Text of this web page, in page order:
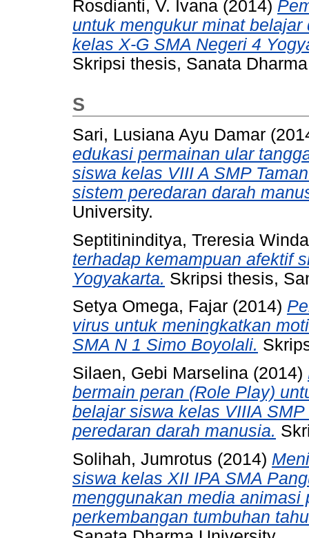
Rosdianti, V. Ivana (2014)
untuk mengukur minat
kelas X-G SMA Negeri 4
Skripsi thesis, Sanata
S
Sari, Lusiana Ayu Damar
edukasi permainan ular
siswa kelas VIII A SMP
sistem peredaran darah
University.
Septitininditya, Treresia Winda
terhadap kemampuan afektif
Yogyakarta. Skripsi thesis,
Setya Omega, Fajar (2014)
virus untuk meningkatkan
SMA N 1 Simo Boyolali.
Silaen, Gebi Marselina (2014)
bermain peran (Role Play)
belajar siswa kelas VIIIA
peredaran darah manusia.
Solihah, Jumrotus (2014)
siswa kelas XII IPA SMA
menggunakan media animasi
perkembangan tumbuhan